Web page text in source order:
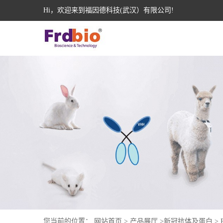
Hi，欢迎来到福因德科技(武汉）有限公司!
您当前的位置： 网站首页 > 产品展厅 >新冠抗体及蛋白 >